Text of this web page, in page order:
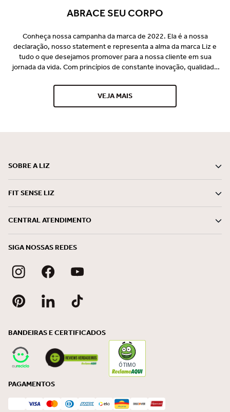
ABRACE SEU CORPO
Conheça nossa campanha da marca de 2022. Ela é a nossa
declaração, nosso statement e representa a alma da marca Liz e
tudo o que desejamos promover para a nossa cliente em sua
jornada da vida. Com princípios de constante inovação, qualidade
nossa consumidora, a Liz se consagrou no mercado e é
reconhecida por seus lançamentos pioneiros e tecnológicos
desde 1997. Somos uma marca especialista em conforto, bem-
VEJA MAIS
SOBRE A LIZ
FIT SENSE LIZ
CENTRAL ATENDIMENTO
SIGA NOSSAS REDES
BANDEIRAS E CERTIFICADOS
ÓTIMO
PAGAMENTOS